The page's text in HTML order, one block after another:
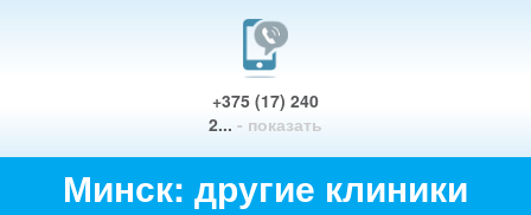
+375 (17) 240
2... - показать
Минск: другие клиники